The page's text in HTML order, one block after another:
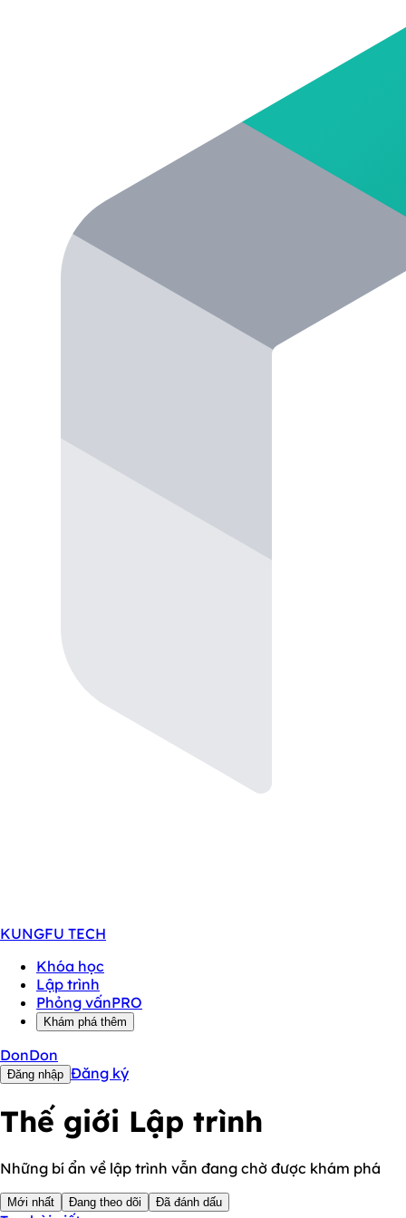
KUNGFU TECH
Khóa học
Lập trình
Phỏng vấnPRO
Khám phá thêm
DonDon
Đăng nhập Đăng ký
Thế giới Lập trình
Những bí ẩn về lập trình vẫn đang chờ được khám phá
Mới nhất Đang theo dõi Đã đánh dấu